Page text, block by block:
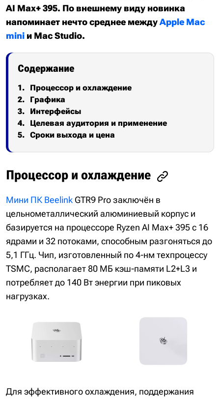
AI Max+ 395. По внешнему виду новинка
напоминает нечто среднее междуApple Mac
mini и Mac Studio.
Содержание
Процессор и охлаждение
Графика
Интерфейсы
Целевая аудитория и применение
Сроки выхода и цена
Процессор и охлаждение
Мини ПК Beelink GTR9 Pro заключён в
цельнометаллический алюминиевый корпус и
базируется на процессоре Ryzen AI Max+ 395 с 16
ядрами и 32 потоками, способным разгоняться до
5,1 ГГц. Чип, изготовленный по 4-нм техпроцессу
TSMC, располагает 80 МБ кэш-памяти L2+L3 и
потребляет до 140 Вт энергии при пиковых
нагрузках.
Для эффективного охлаждения, поддержания